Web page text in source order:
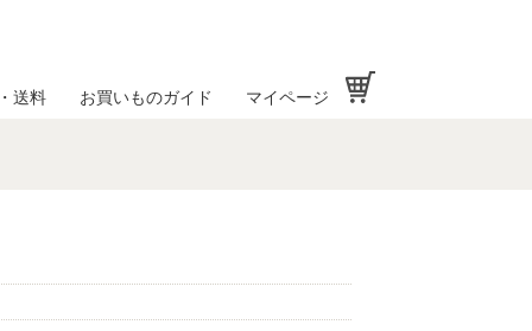
送料 お買いものガイド マイページ